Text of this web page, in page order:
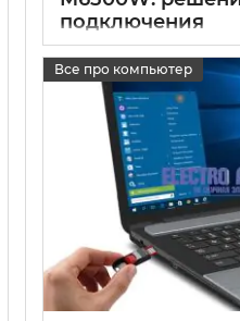
подключения
Все про компьютер